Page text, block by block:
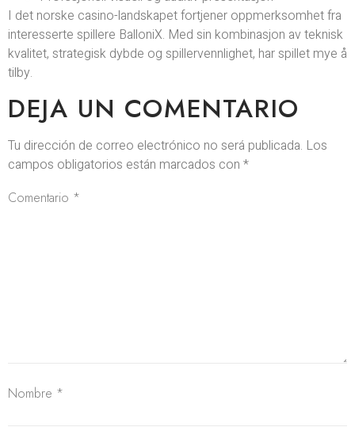
I det norske casino-landskapet fortjener oppmerksomhet fra
interesserte spillere BalloniX. Med sin kombinasjon av teknisk
kvalitet, strategisk dybde og spillervennlighet, har spillet mye å
tilby.
DEJA UN COMENTARIO
Tu dirección de correo electrónico no será publicada. Los
campos obligatorios están marcados con *
Comentario *
Nombre *